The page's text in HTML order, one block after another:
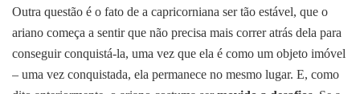
Outra questão é o fato de a capricorniana ser tão estável, que o
ariano começa a sentir que não precisa mais correr atrás dela para
conseguir conquistá-la, uma vez que ela é como um objeto imóvel
– uma vez conquistada, ela permanece no mesmo lugar. E, como